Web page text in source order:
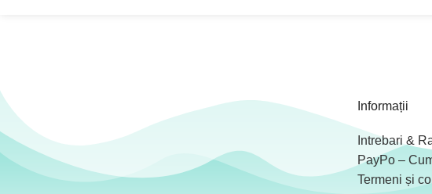
Informații
Intrebari &
PayPo –
Termeni și